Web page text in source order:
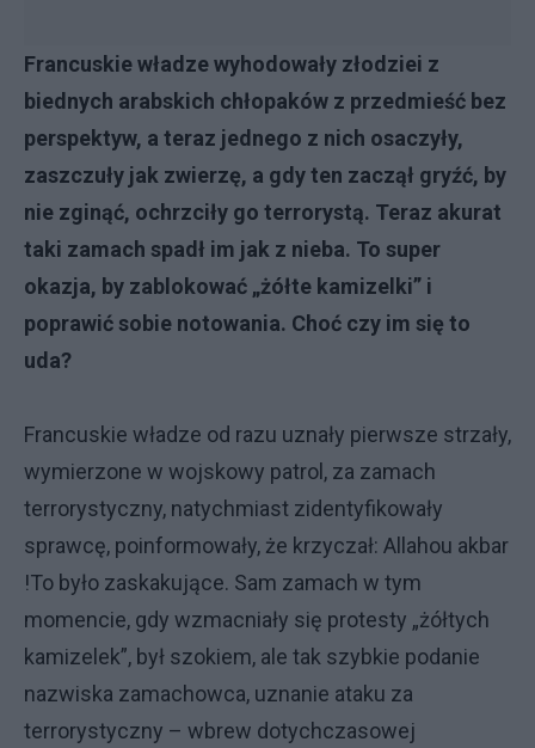
Francuskie władze wyhodowały złodziei z
biednych arabskich chłopaków z przedmieść bez
perspektyw, a teraz jednego z nich osaczyły,
zaszczuły jak zwierzę, a gdy ten zaczął gryźć, by
nie zginąć, ochrzciły go terrorystą. Teraz akurat
taki zamach spadł im jak z nieba. To super
okazja, by zablokować „żółte kamizelki” i
poprawić sobie notowania. Choć czy im się to
uda?
Francuskie władze od razu uznały pierwsze strzały,
wymierzone w wojskowy patrol, za zamach
terrorystyczny, natychmiast zidentyfikowały
sprawcę, poinformowały, że krzyczał: Allahou akbar
!To było zaskakujące. Sam zamach w tym
momencie, gdy wzmacniały się protesty „żółtych
kamizelek”, był szokiem, ale tak szybkie podanie
nazwiska zamachowca, uznanie ataku za
terrorystyczny – wbrew dotychczasowej